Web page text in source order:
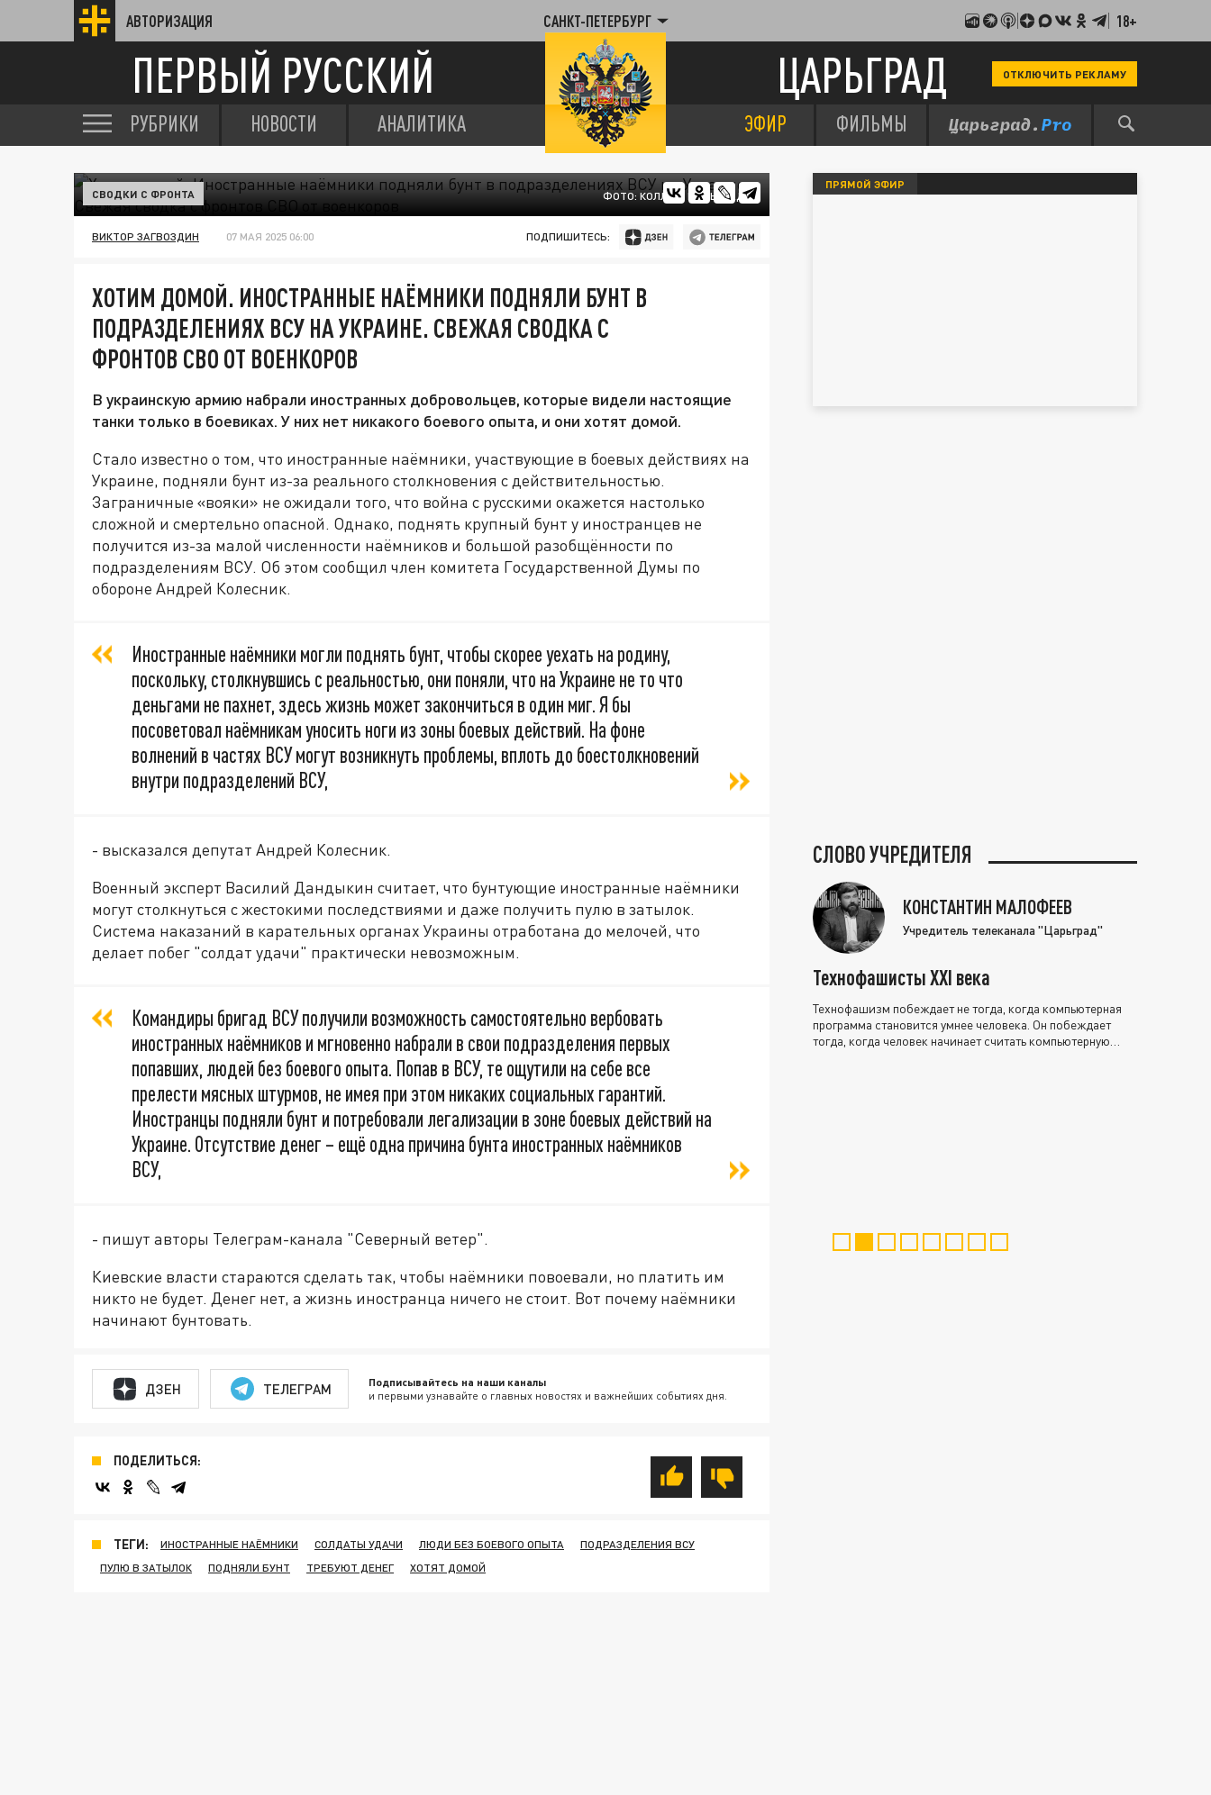
АВТОРИЗАЦИЯ САНКТ-ПЕТЕРБУРГ 18+
ПЕРВЫЙ РУССКИЙ ЦАРЬГРАД ОТКЛЮЧИТЬ РЕКЛАМУ
РУБРИКИ НОВОСТИ АНАЛИТИКА ЭФИР ФИЛЬМЫ
ФОТО: КОЛЛАЖ ЦАРЬГРАДА
СВОДКИ С ФРОНТА
ВИКТОР ЗАГВОЗДИН 07 МАЯ 2025 06:00 ПОДПИШИТЕСЬ:
ХОТИМ ДОМОЙ. ИНОСТРАННЫЕ НАЁМНИКИ ПОДНЯЛИ БУНТ В
ПОДРАЗДЕЛЕНИЯХ ВСУ НА УКРАИНЕ. СВЕЖАЯ СВОДКА С
ФРОНТОВ СВО ОТ ВОЕНКОРОВ
В украинскую армию набрали иностранных добровольцев, которые видели настоящие
танки только в боевиках. У них нет никакого боевого опыта, и они хотят домой.
Стало известно о том, что иностранные наёмники, участвующие в боевых действиях на
Украине, подняли бунт из-за реального столкновения с действительностью.
Заграничные «вояки» не ожидали того, что война с русскими окажется настолько
сложной и смертельно опасной. Однако, поднять крупный бунт у иностранцев не
получится из-за малой численности наёмников и большой разобщённости по
подразделениям ВСУ. Об этом сообщил член комитета Государственной Думы по
обороне Андрей Колесник.
Иностранные наёмники могли поднять бунт, чтобы скорее уехать на родину,
поскольку, столкнувшись с реальностью, они поняли, что на Украине не то что
деньгами не пахнет, здесь жизнь может закончиться в один миг. Я бы
посоветовал наёмникам уносить ноги из зоны боевых действий. На фоне
волнений в частях ВСУ могут возникнуть проблемы, вплоть до боестолкновений
внутри подразделений ВСУ,
- высказался депутат Андрей Колесник.
Военный эксперт Василий Дандыкин считает, что бунтующие иностранные наёмники
могут столкнуться с жестокими последствиями и даже получить пулю в затылок.
Система наказаний в карательных органах Украины отработана до мелочей, что
делает побег "солдат удачи" практически невозможным.
Командиры бригад ВСУ получили возможность самостоятельно вербовать
иностранных наёмников и мгновенно набрали в свои подразделения первых
попавших, людей без боевого опыта. Попав в ВСУ, те ощутили на себе все
прелести мясных штурмов, не имея при этом никаких социальных гарантий.
Иностранцы подняли бунт и потребовали легализации в зоне боевых действий на
Украине. Отсутствие денег – ещё одна причина бунта иностранных наёмников
ВСУ,
- пишут авторы Телеграм-канала "Северный ветер".
Киевские власти стараются сделать так, чтобы наёмники повоевали, но платить им
никто не будет. Денег нет, а жизнь иностранца ничего не стоит. Вот почему наёмники
начинают бунтовать.
ДЗЕН ТЕЛЕГРАМ Подписывайтесь на наши каналы
и первыми узнавайте о главных новостях и важнейших событиях дня.
ПОДЕЛИТЬСЯ:
ТЕГИ: ИНОСТРАННЫЕ НАЁМНИКИ СОЛДАТЫ УДАЧИ ЛЮДИ БЕЗ БОЕВОГО ОПЫТА
ПОДРАЗДЕЛЕНИЯ ВСУ
ПУЛЮ В ЗАТЫЛОК
ПОДНЯЛИ БУНТ ТРЕБУЮТ ДЕНЕГ ХОТЯТ ДОМОЙ
ПРЯМОЙ ЭФИР
СЛОВО УЧРЕДИТЕЛЯ
КОНСТАНТИН МАЛОФЕЕВ
Учредитель телеканала "Царьград"
Технофашисты XXI века
Технофашизм побеждает не тогда, когда компьютерная
программа становится умнее человека. Он побеждает
тогда, когда человек начинает считать компьютерную